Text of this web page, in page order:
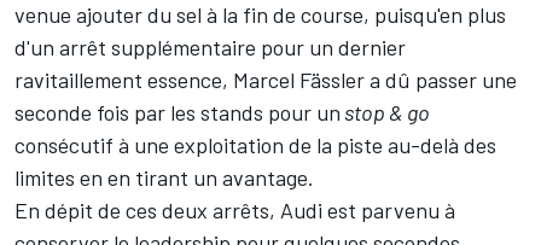
venue ajouter du sel à la fin de course, puisqu'en plus
d'un arrêt supplémentaire pour un dernier
ravitaillement essence, Marcel Fässler a dû passer une
seconde fois par les stands pour un stop & go
consécutif à une exploitation de la piste au-delà des
limites en en tirant un avantage.
En dépit de ces deux arrêts, Audi est parvenu à